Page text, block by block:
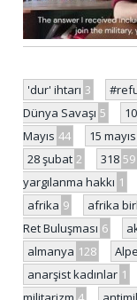
'dur' ihtarı 3
Dünya Savaşı 5
Mayıs 44 15
28 şubat 2 318 59
yargılanma hakkı 1
afrika 9 afrika
Ret Buluşması 6
almanya 128
anarşist kadınlar 1